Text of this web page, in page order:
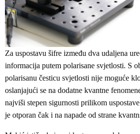
Za uspostavu šifre između dva udaljena
informacija putem polarisane svjetlosti. S
polarisanu česticu svjetlosti nije moguće
oslanjajući se na dodatne kvantne
najviši stepen sigurnosti prilikom
je otporan čak i na napade od strane